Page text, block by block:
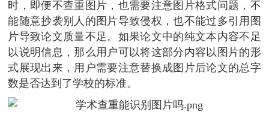
时，即便不查重图片，也需要注意图片格式问题，不
能随意抄袭别人的图片导致侵权，也不能过多引用图
片导致论文质量不足。如果论文中的纯文本内容不足
以说明信息，那么用户可以将这部分内容以图片的形
式展现出来，用户需要注意替换成图片后论文的总字
数是否达到了学校的标准。